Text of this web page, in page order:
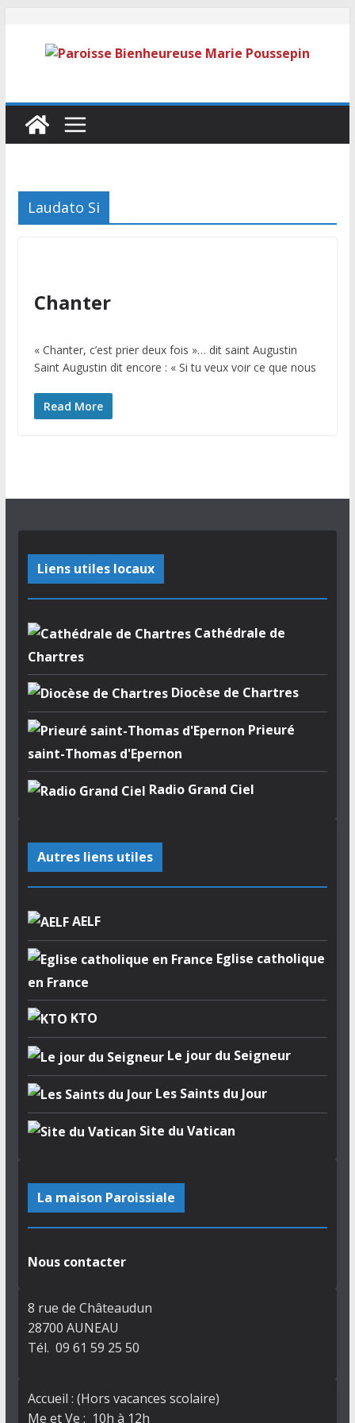
Laudato Si
Chanter
« Chanter, c’est prier deux fois »… dit saint Augustin
Saint Augustin dit encore : « Si tu veux voir ce que nous
Read More
Liens utiles locaux
Cathédrale de
Chartres
Diocèse de Chartres
Prieuré
saint-Thomas d'Epernon
Radio Grand Ciel
Autres liens utiles
AELF
Eglise catholique
en France
KTO
Le jour du Seigneur
Les Saints du Jour
Site du Vatican
La maison Paroissiale
Nous contacter
8 rue de Châteaudun
28700 AUNEAU
Tél. 09 61 59 25 50
Accueil : (Hors vacances scolaire)
Me et Ve : 10h à 12h